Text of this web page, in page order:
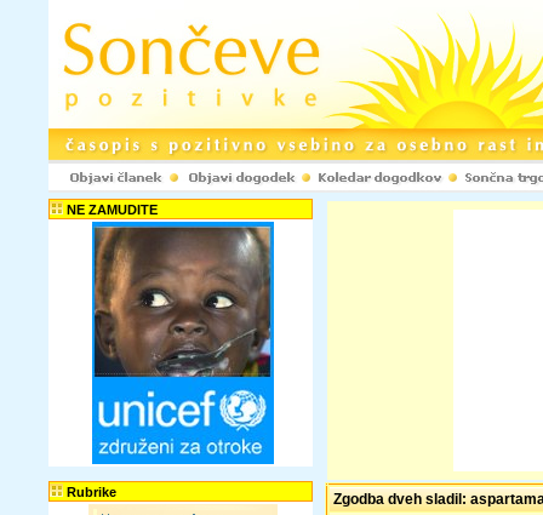
NE ZAMUDITE
Rubrike Zgodba dveh sladil: